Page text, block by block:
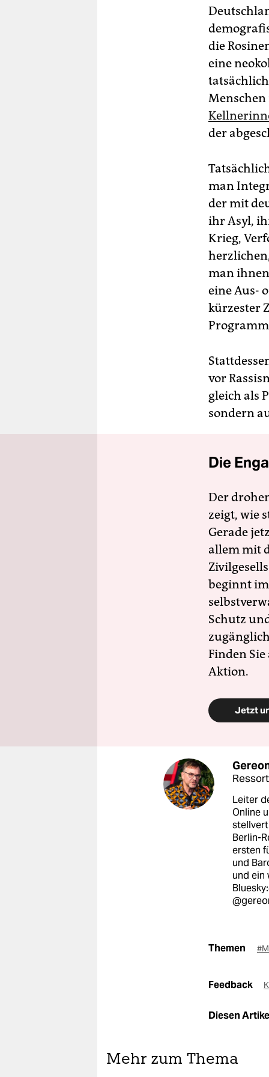
die
eine
der
man
der mit
ihr Asyl,
Krieg,
man
eine Aus-
kürzester
vor
gleich als
sondern
Die
Der
zeigt, wie
Gerade
allem mit
beginnt
Schutz
Finden
Aktion.
Jetzt
Leiter
Online
Berlin-
ersten
und
und ein
Themen
Feedback
Diesen
Mehr zum Thema